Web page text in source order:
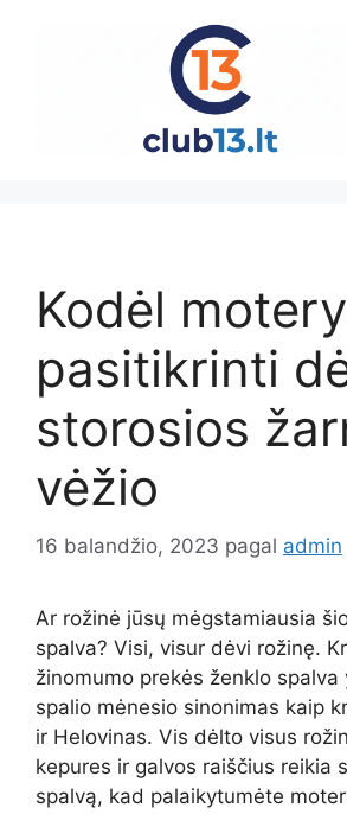
Kodėl
pasitikrinti
storosios
vėžio
16 balandžio, 2023 pagal admin
Ar rožinė jūsų mėgstamiausia
spalva? Visi, visur dėvi rožinę.
žinomumo prekės ženklo
spalio mėnesio sinonimas kaip
ir Helovinas. Vis dėlto visus
kepures ir galvos raiščius reikia
spalvą, kad palaikytumėte